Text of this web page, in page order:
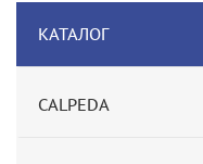
КАТАЛОГ
CALPEDA